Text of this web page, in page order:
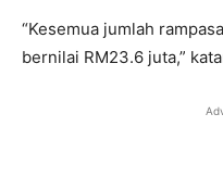
“Kesemua jumlah
bernilai RM23.6 juta,”